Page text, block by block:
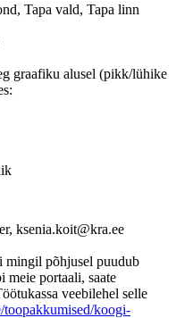
Tapa vald, Tapa linn
graafiku alusel (pikk/lühike
ksenia.koit@kra.ee
põhjusel puudub
meie portaali, saate
veebilehel selle
toopakkumised/koogi-